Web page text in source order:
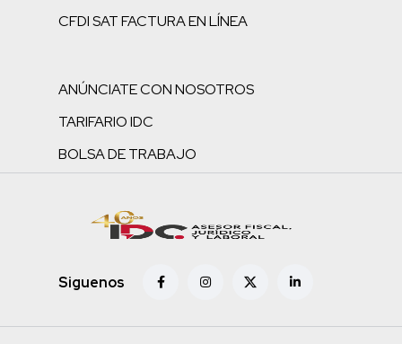
CFDI SAT FACTURA EN LÍNEA
ANÚNCIATE CON NOSOTROS
TARIFARIO IDC
BOLSA DE TRABAJO
Siguenos